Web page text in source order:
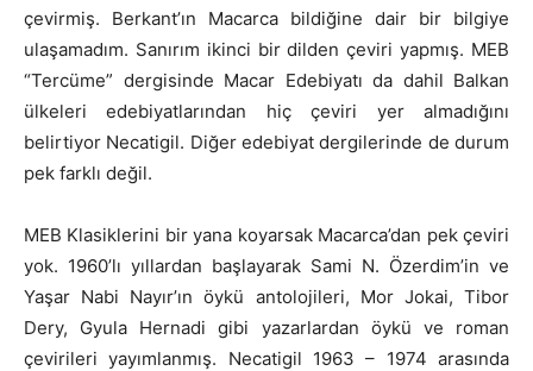
çevirmiş. Berkant’ın Macarca bildiğine dair bir bilgiye
ulaşamadım. Sanırım ikinci bir dilden çeviri yapmış. MEB
“Tercüme” dergisinde Macar Edebiyatı da dahil Balkan
ülkeleri edebiyatlarından hiç çeviri yer almadığını
belirtiyor Necatigil. Diğer edebiyat dergilerinde de durum
pek farklı değil.
MEB Klasiklerini bir yana koyarsak Macarca’dan pek çeviri
yok. 1960’lı yıllardan başlayarak Sami N. Özerdim’in ve
Yaşar Nabi Nayır’ın öykü antolojileri, Mor Jokai, Tibor
Dery, Gyula Hernadi gibi yazarlardan öykü ve roman
çevirileri yayımlanmış. Necatigil 1963 – 1974 arasında